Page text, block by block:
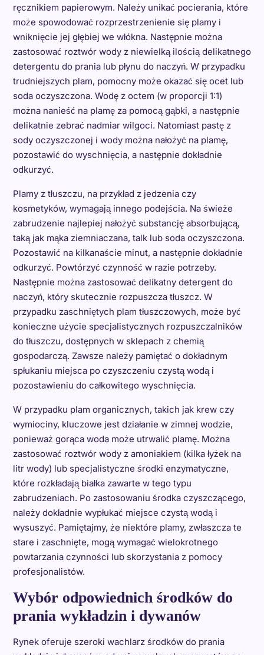
ręcznikiem papierowym. Należy unikać pocierania, które
może spowodować rozprzestrzenienie się plamy i
wniknięcie jej głębiej we włókna. Następnie można
zastosować roztwór wody z niewielką ilością delikatnego
detergentu do prania lub płynu do naczyń. W przypadku
trudniejszych plam, pomocny może okazać się ocet lub
soda oczyszczona. Wodę z octem (w proporcji 1:1)
można nanieść na plamę za pomocą gąbki, a następnie
delikatnie zebrać nadmiar wilgoci. Natomiast pastę z
sody oczyszczonej i wody można nałożyć na plamę,
pozostawić do wyschnięcia, a następnie dokładnie
odkurzyć.
Plamy z tłuszczu, na przykład z jedzenia czy
kosmetyków, wymagają innego podejścia. Na świeże
zabrudzenie najlepiej nałożyć substancję absorbującą,
taką jak mąka ziemniaczana, talk lub soda oczyszczona.
Pozostawić na kilkanaście minut, a następnie dokładnie
odkurzyć. Powtórzyć czynność w razie potrzeby.
Następnie można zastosować delikatny detergent do
naczyń, który skutecznie rozpuszcza tłuszcz. W
przypadku zaschniętych plam tłuszczowych, może być
konieczne użycie specjalistycznych rozpuszczalników
do tłuszczu, dostępnych w sklepach z chemią
gospodarczą. Zawsze należy pamiętać o dokładnym
spłukaniu miejsca po czyszczeniu czystą wodą i
pozostawieniu do całkowitego wyschnięcia.
W przypadku plam organicznych, takich jak krew czy
wymiociny, kluczowe jest działanie w zimnej wodzie,
ponieważ gorąca woda może utrwalić plamę. Można
zastosować roztwór wody z amoniakiem (kilka łyżek na
litr wody) lub specjalistyczne środki enzymatyczne,
które rozkładają białka zawarte w tego typu
zabrudzeniach. Po zastosowaniu środka czyszczącego,
należy dokładnie wypłukać miejsce czystą wodą i
wysuszyć. Pamiętajmy, że niektóre plamy, zwłaszcza te
stare i zaschnięte, mogą wymagać wielokrotnego
powtarzania czynności lub skorzystania z pomocy
profesjonalistów.
Wybór odpowiednich środków do
prania wykładzin i dywanów
Rynek oferuje szeroki wachlarz środków do prania